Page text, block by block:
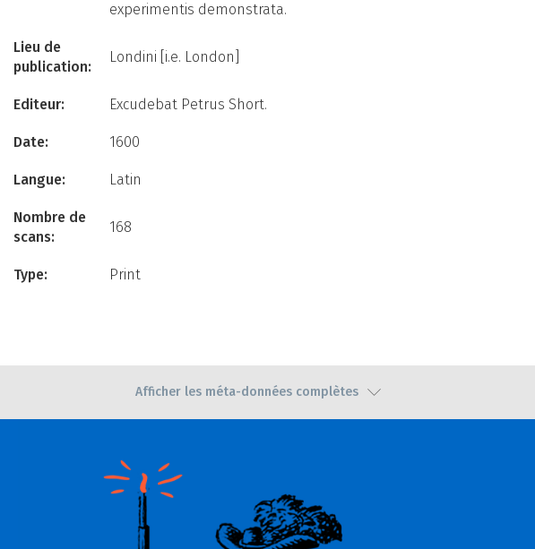
experimentis demonstrata.
Lieu de
publication:
Londini [i.e. London]
Editeur: Excudebat Petrus Short.
Date: 1600
Langue: Latin
Nombre de
scans:
168
Type: Print
Afficher les méta-données complètes